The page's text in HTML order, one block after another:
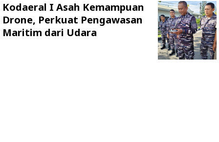
Kodaeral I Asah Kemampuan
Drone, Perkuat Pengawasan
Maritim dari Udara